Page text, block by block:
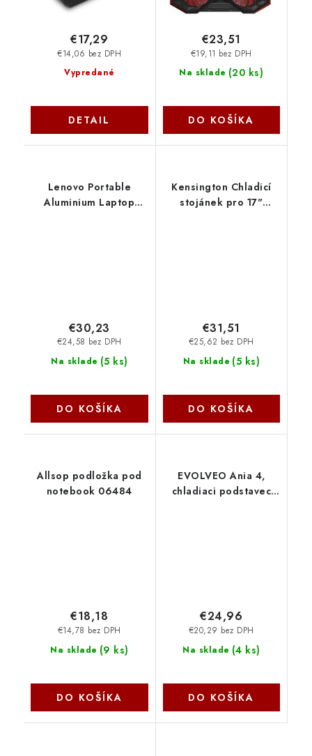
Vypredané
€14,06 bez DPH
€17,29
DETAIL
Na sklade (20 ks)
€19,11 bez DPH
€23,51
DO KOŠÍKA
Lenovo Portable
Aluminium Laptop
Na sklade (5 ks)
€24,58 bez DPH
€30,23
DO KOŠÍKA
Kensington Chladicí
stojánek pro 17"
Na sklade (5 ks)
€25,62 bez DPH
€31,51
DO KOŠÍKA
Allsop podložka pod
notebook 06484
Na sklade (9 ks)
€14,78 bez DPH
€18,18
DO KOŠÍKA
EVOLVEO Ania 4,
chladiaci podstavec
Na sklade (4 ks)
€20,29 bez DPH
€24,96
DO KOŠÍKA